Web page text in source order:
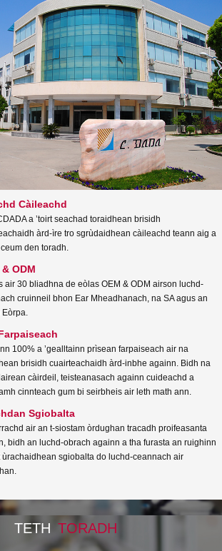
Càileachd
a ’toirt seachad toraidhean brisidh
àrd-ìre tro sgrùdaidhean càileachd teann aig a
den toradh.
& ODM
air 30 bliadhna de eòlas OEM & ODM airson luchd-
cruinneil bhon Ear Mheadhanach, na SA agus an
Eòrpa.
100% a ’gealltainn prìsean farpaiseach air na
brisidh cuairteachaidh àrd-inbhe againn. Bidh na
càirdeil, teisteanasach againn cuideachd a
cinnteach gum bi seirbheis air leth math ann.
Sgiobalta
air an t-siostam òrdughan tracadh proifeasanta
bidh an luchd-obrach againn a tha furasta an ruighinn
ùrachaidhean sgiobalta do luchd-ceannach air
TETH TORADH